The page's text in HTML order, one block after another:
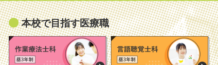
本校で目指す医療職